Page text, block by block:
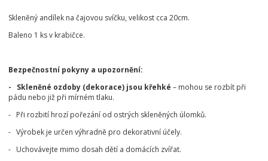
Skleněný andílek na čajovou svíčku, velikost cca 20cm.
Baleno 1 ks v krabičce.
Bezpečnostní pokyny a upozornění:
- Skleněné ozdoby (dekorace) jsou křehké – mohou se rozbít při
pádu nebo již při mírném tlaku.
- Při rozbití hrozí pořezání od ostrých skleněných úlomků.
- Výrobek je určen výhradně pro dekorativní účely.
- Uchovávejte mimo dosah dětí a domácích zvířat.